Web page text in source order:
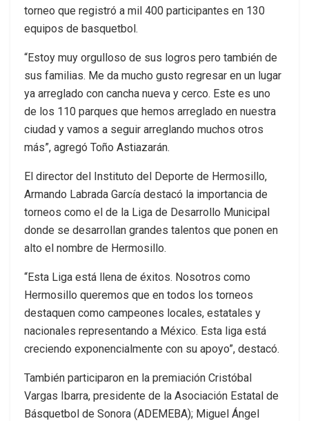
torneo que registró a mil 400 participantes en 130
equipos de basquetbol.
“Estoy muy orgulloso de sus logros pero también de
sus familias. Me da mucho gusto regresar en un lugar
ya arreglado con cancha nueva y cerco. Este es uno
de los 110 parques que hemos arreglado en nuestra
ciudad y vamos a seguir arreglando muchos otros
más”, agregó Toño Astiazarán.
El director del Instituto del Deporte de Hermosillo,
Armando Labrada García destacó la importancia de
torneos como el de la Liga de Desarrollo Municipal
donde se desarrollan grandes talentos que ponen en
alto el nombre de Hermosillo.
“Esta Liga está llena de éxitos. Nosotros como
Hermosillo queremos que en todos los torneos
destaquen como campeones locales, estatales y
nacionales representando a México. Esta liga está
creciendo exponencialmente con su apoyo”, destacó.
También participaron en la premiación Cristóbal
Vargas Ibarra, presidente de la Asociación Estatal de
Básquetbol de Sonora (ADEMEBA); Miguel Ángel